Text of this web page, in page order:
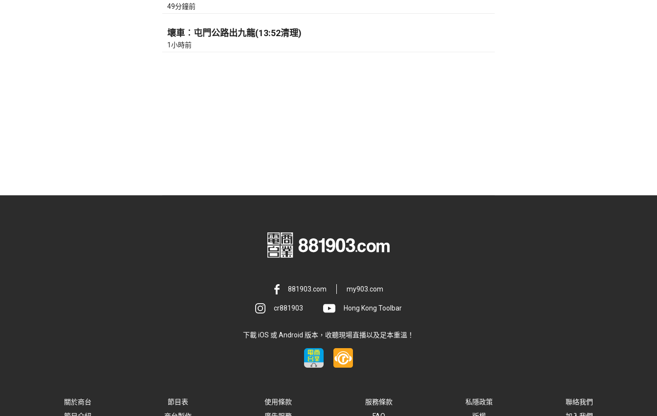
49分鐘前
壞車︰屯門公路出九龍(13:52清理)
1小時前
881903.com my903.com
cr881903 Hong Kong Toolbar
下載 iOS 或 Android 版本，收聽現場直播以及足本重溫！
關於商台 節目表 使用條款 服務條款 私隱政策
聯絡我們